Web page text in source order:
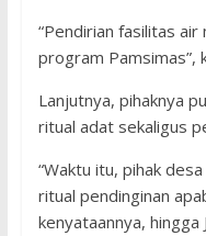
“Pendirian fasilitas
program Pamsimas”,
Lanjutnya, pihaknya
ritual adat sekaligus
“Waktu itu, pihak
ritual pendinginan
kenyataannya, hingga